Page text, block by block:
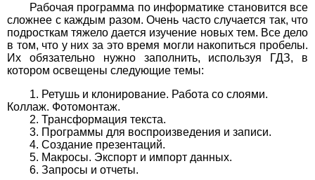
Рабочая программа по информатике становится все
сложнее с каждым разом. Очень часто случается так, что
подросткам тяжело дается изучение новых тем. Все дело
в том, что у них за это время могли накопиться пробелы.
Их обязательно нужно заполнить, используя ГДЗ, в
котором освещены следующие темы:
Ретушь и клонирование. Работа со слоями.
Коллаж. Фотомонтаж.
Трансформация текста.
Программы для воспроизведения и записи.
Создание презентаций.
Макросы. Экспорт и импорт данных.
Запросы и отчеты.